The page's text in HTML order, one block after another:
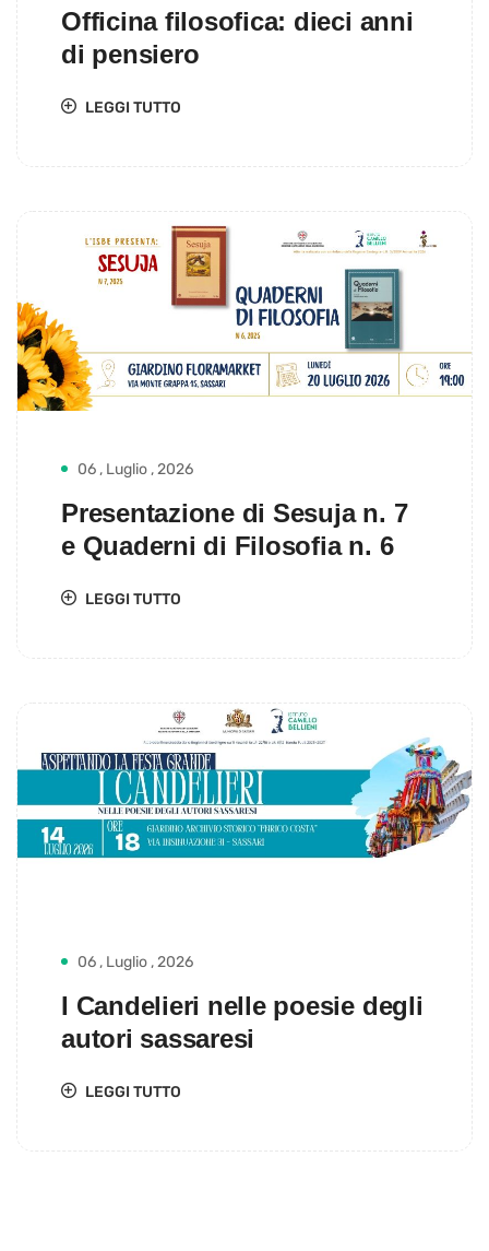
Officina filosofica: dieci anni
di pensiero
LEGGI TUTTO
06 , Luglio , 2026
Presentazione di Sesuja n. 7
e Quaderni di Filosofia n. 6
LEGGI TUTTO
06 , Luglio , 2026
I Candelieri nelle poesie degli
autori sassaresi
LEGGI TUTTO